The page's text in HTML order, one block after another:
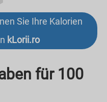
Sie Ihre Kalorien
kLorii.ro
für 100